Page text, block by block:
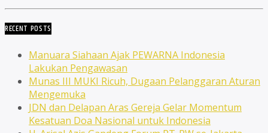
RECENT POSTS
Manuara Siahaan Ajak PEWARNA Indonesia
Lakukan Pengawasan
Munas III MUKI Ricuh, Dugaan Pelanggaran Aturan
Mengemuka
JDN dan Delapan Aras Gereja Gelar Momentum
Kesatuan Doa Nasional untuk Indonesia